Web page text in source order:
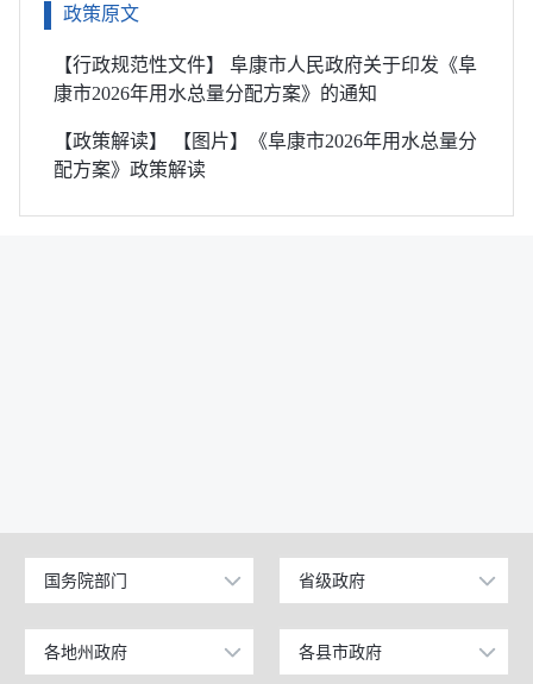
政策原文
【行政规范性文件】 阜康市人民政府关于印发《阜
康市2026年用水总量分配方案》的通知
【政策解读】 【图片】《阜康市2026年用水总量分
配方案》政策解读
国务院部门
公安部
工业和信息化部
省级政府
北京
上海
各地州政府
乌鲁木齐市
各县市政府
昌吉市